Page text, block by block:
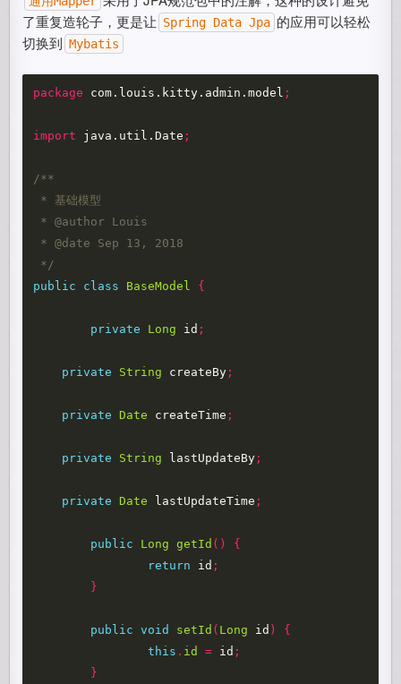
了重复造轮子，更是让 Spring Data Jpa 的应用可以轻松
切换到 Mybatis
package com.louis.kitty.admin.model ;
import java.util.Date ;
/**
*/
public
class BaseModel {
private Long id ;
private String createBy ;
private Date createTime ;
private String lastUpdateBy ;
private Date lastUpdateTime ;
public Long getId ()
{
return
id ;
}
public void setId ( Long id )
{
this . id = id ;
}